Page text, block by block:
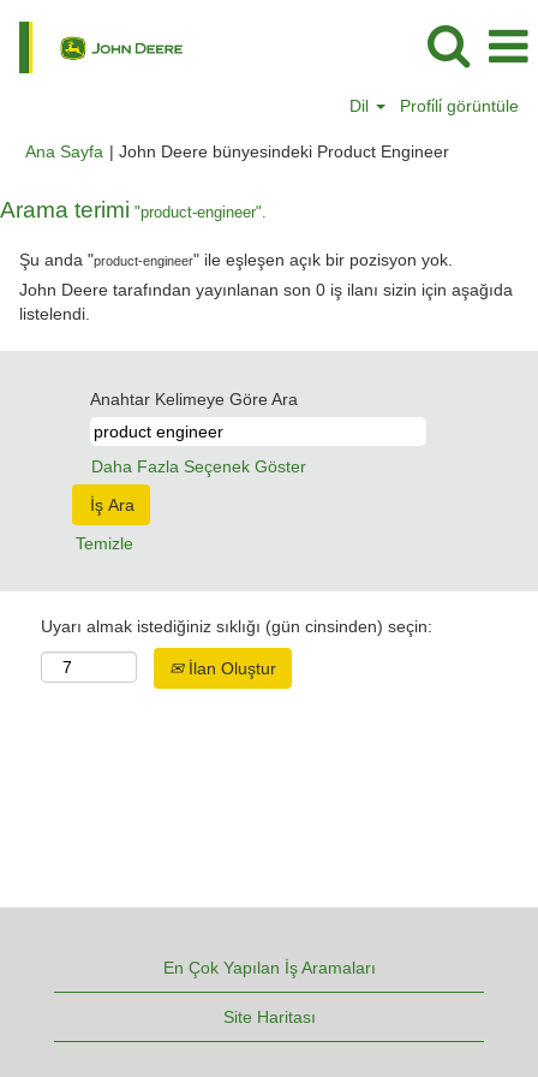
Dil Profi̇li̇ görüntüle
Ana Sayfa | John Deere bünyesindeki Product Engineer(mevcut
Arama terimi "product-engineer".
Şu anda "product-engineer" ile eşleşen açık bir pozisyon yok.
John Deere tarafından yayınlanan son 0 iş ilanı sizin için aşağıda
listelendi.
Anahtar Kelimeye Göre Ara
Daha Fazla Seçenek Göster
Temizle
Uyarı almak istediğiniz sıklığı (gün cinsinden) seçin:
İlan Oluştur
En Çok Yapılan İş Aramaları
Site Haritası